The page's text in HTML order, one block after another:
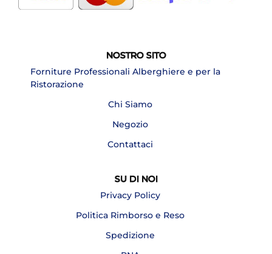
NOSTRO SITO
Forniture Professionali Alberghiere e per la
Ristorazione
Chi Siamo
Negozio
Contattaci
SU DI NOI
Privacy Policy
Politica Rimborso e Reso
Spedizione